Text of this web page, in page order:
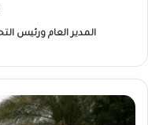
المدير العام ورئيس
رئاسة
النيابة